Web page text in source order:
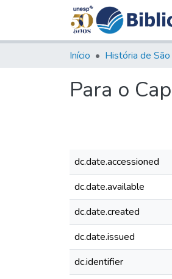
Início História de
Para o
dc.date.accessioned
dc.date.available
dc.date.created
dc.date.issued
dc.identifier